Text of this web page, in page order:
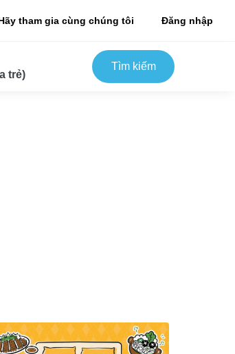
tham gia cùng chúng tôi Đăng nhập
trẻ)
Tìm kiếm